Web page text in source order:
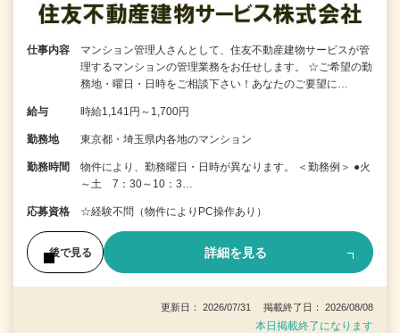
仕事内容
マンション管理人さんとして、住友不動産建物サービスが管
理するマンションの管理業務をお任せします。 ☆ご希望の勤
務地・曜日・日時をご相談下さい！あなたのご要望に…
給与 時給1,141円～1,700円
勤務地 東京都・埼玉県内各地のマンション
勤務時間
物件により、勤務曜日・日時が異なります。 ＜勤務例＞ ●火
～土 7：30～10：3…
応募資格 ☆経験不問（物件によりPC操作あり）
後で見る 詳細を見る
更新日： 2026/07/31 掲載終了日： 2026/08/08
本日掲載終了になります